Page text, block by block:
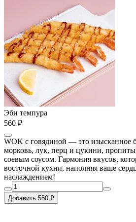
Эби темпура
560 ₽
WOK с говядиной — это изысканное
морковь, лук, перц и цукини,
соевым соусом. Гармония вкусов,
восточной кухни, наполняя ваше
наслаждением!
Добавить 550 ₽